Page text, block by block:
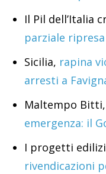
Il Pil dell’Italia
parziale ripresa
Sicilia, rapina
arresti a
Maltempo Bitti,
emergenza: il
I progetti
rivendicazioni